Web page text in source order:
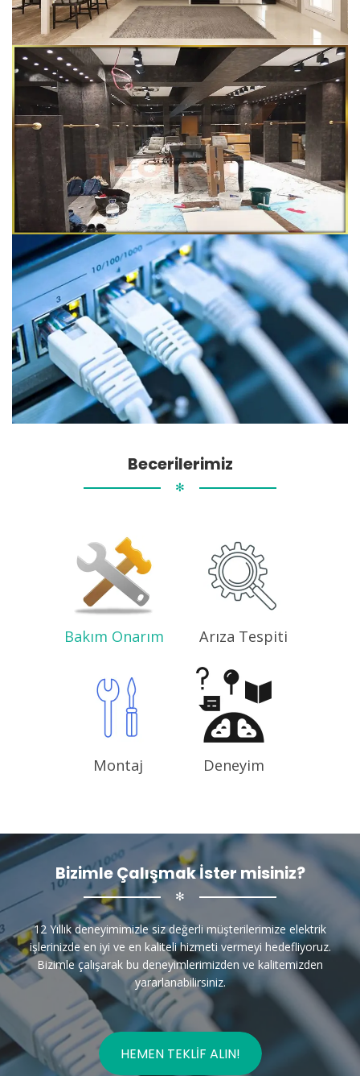
Becerilerimiz
✻
Bakım Onarım Arıza Tespiti
Montaj Deneyim
Bizimle Çalışmak İster misiniz?
✻
12 Yıllık deneyimimizle siz değerli müşterilerimize elektrik
işlerinizde en iyi ve en kaliteli hizmeti vermeyi hedefliyoruz.
Bizimle çalışarak bu deneyimlerimizden ve kalitemizden
yararlanabilirsiniz.
HEMEN TEKLIF ALIN!